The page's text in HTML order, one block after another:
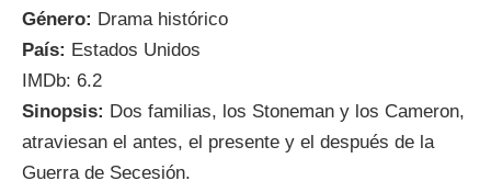
Género: Drama histórico
País: Estados Unidos
IMDb: 6.2
Sinopsis: Dos familias, los Stoneman y los Cameron,
atraviesan el antes, el presente y el después de la
Guerra de Secesión.